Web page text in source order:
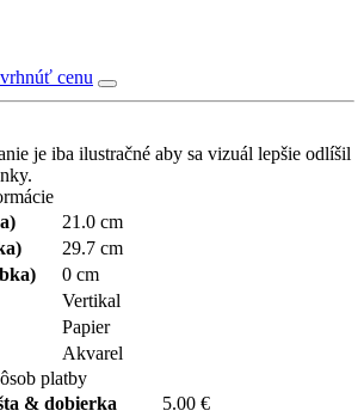
cenu
je iba ilustračné aby sa vizuál lepšie odlíšil
21.0 cm
29.7 cm
0 cm
Vertikal
Papier
Akvarel
platby
& dobierka
5.00 €